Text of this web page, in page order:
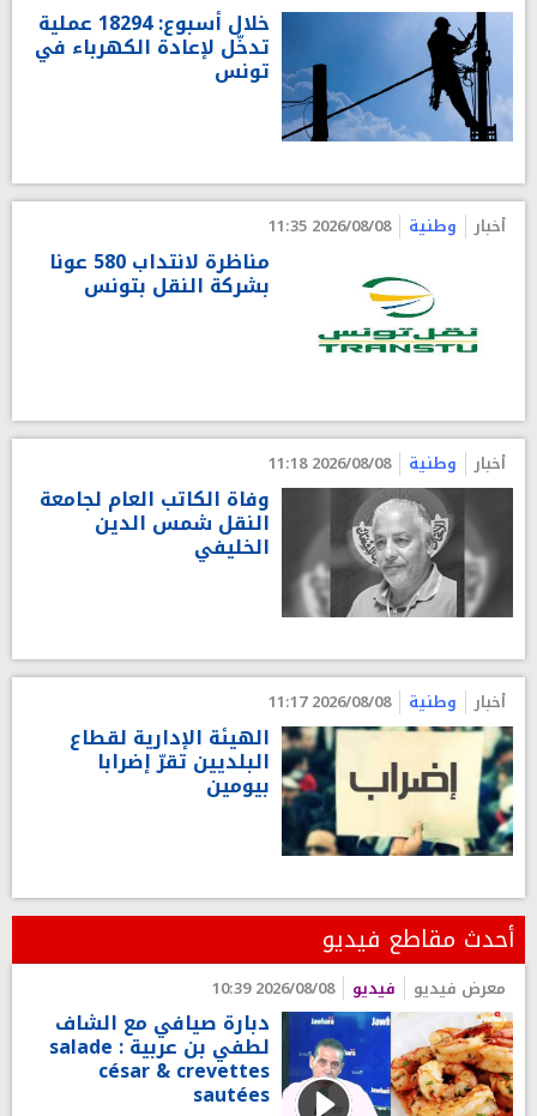
خلال أسبوع: 18294 عملية
تدخّل لإعادة الكهرباء في
تونس
أخبار وطنية 2026/08/08 11:35
مناظرة لانتداب 580 عونا
بشركة النقل بتونس
أخبار وطنية 2026/08/08 11:18
وفاة الكاتب العام لجامعة
النقل شمس الدين
الخليفي
أخبار وطنية 2026/08/08 11:17
الهيئة الإدارية لقطاع
البلديين تقرّ إضرابا
بيومين
أحدث مقاطع فيديو
معرض فيديو فيديو 2026/08/08 10:39
دبارة صيافي مع الشاف
لطفي بن عربية : salade
césar & crevettes
sautées